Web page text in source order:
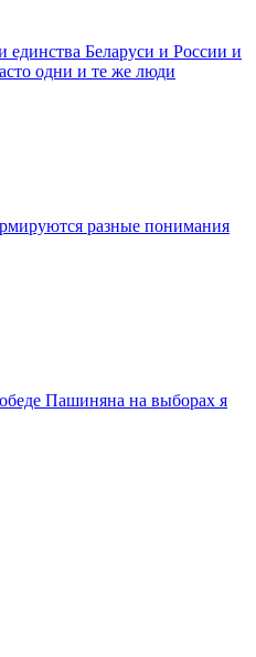
Беларуси и России и
одни и те же люди
разные понимания
Пашиняна на выборах я